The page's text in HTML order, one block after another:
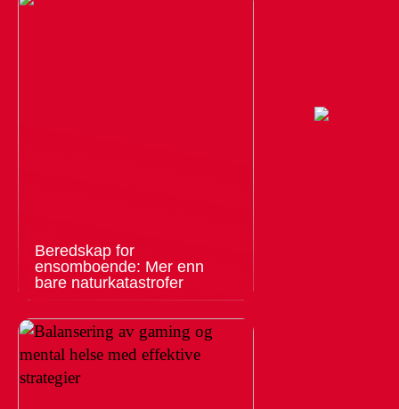
Beredskap for
ensomboende: Mer enn
bare naturkatastrofer